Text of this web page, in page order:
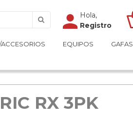
Hola,
Registro
EQUIPOS GAFAS
Hola,
Registro
EQUIPOS GAFAS
RX 3PK